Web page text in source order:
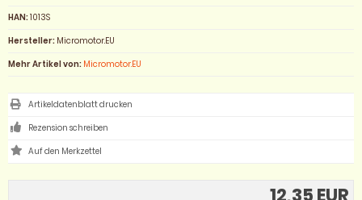
HAN:1013S
Hersteller: Micromotor.EU
Mehr Artikel von: Micromotor.EU
Artikeldatenblatt drucken
Rezension schreiben